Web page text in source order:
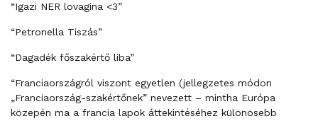
“Igazi NER lovagina <3”
“Petronella Tiszás”
“Dagadék főszakértő liba”
“Franciaországról viszont egyetlen (jellegzetes módon
„Franciaország-szakértőnek” nevezett – mintha Európa
közepén ma a francia lapok áttekintéséhez különösebb